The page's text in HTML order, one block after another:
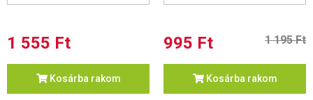
1 555 Ft
Kosárba rakom
995 Ft 1 195 Ft
Kosárba rakom